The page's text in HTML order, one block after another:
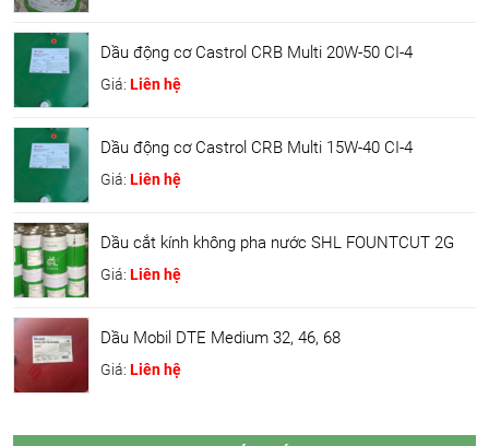
Dầu động cơ Castrol CRB Multi 20W-50 CI-4
Giá: Liên hệ
Dầu động cơ Castrol CRB Multi 15W-40 CI-4
Giá: Liên hệ
Dầu cắt kính không pha nước SHL FOUNTCUT 2G
Giá: Liên hệ
Dầu Mobil DTE Medium 32, 46, 68
Giá: Liên hệ